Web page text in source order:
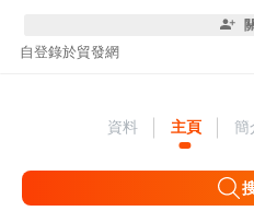
自登錄於貿發網
資料 主頁 簡